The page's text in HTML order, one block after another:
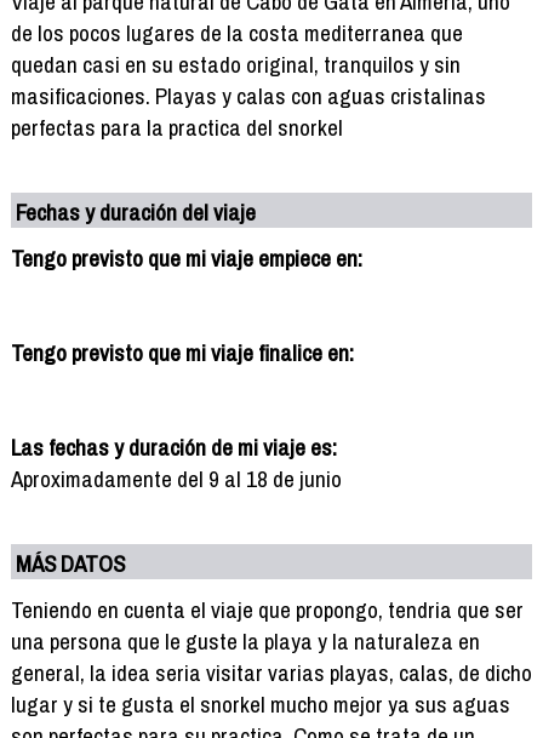
de los pocos lugares de la costa mediterranea que
quedan casi en su estado original, tranquilos y sin
masificaciones. Playas y calas con aguas cristalinas
perfectas para la practica del snorkel
Fechas y duración del viaje
Tengo previsto que mi viaje empiece en:
Tengo previsto que mi viaje finalice en:
Las fechas y duración de mi viaje es:
Aproximadamente del 9 al 18 de junio
MÁS DATOS
Teniendo en cuenta el viaje que propongo, tendria que ser
una persona que le guste la playa y la naturaleza en
general, la idea seria visitar varias playas, calas, de dicho
lugar y si te gusta el snorkel mucho mejor ya sus aguas